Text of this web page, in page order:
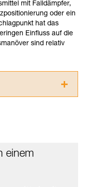
mit Falldämpfer,
oder ein
hat das
Einfluss auf die
sind relativ
diesen zu Rate
haben.
setzt eine
einem